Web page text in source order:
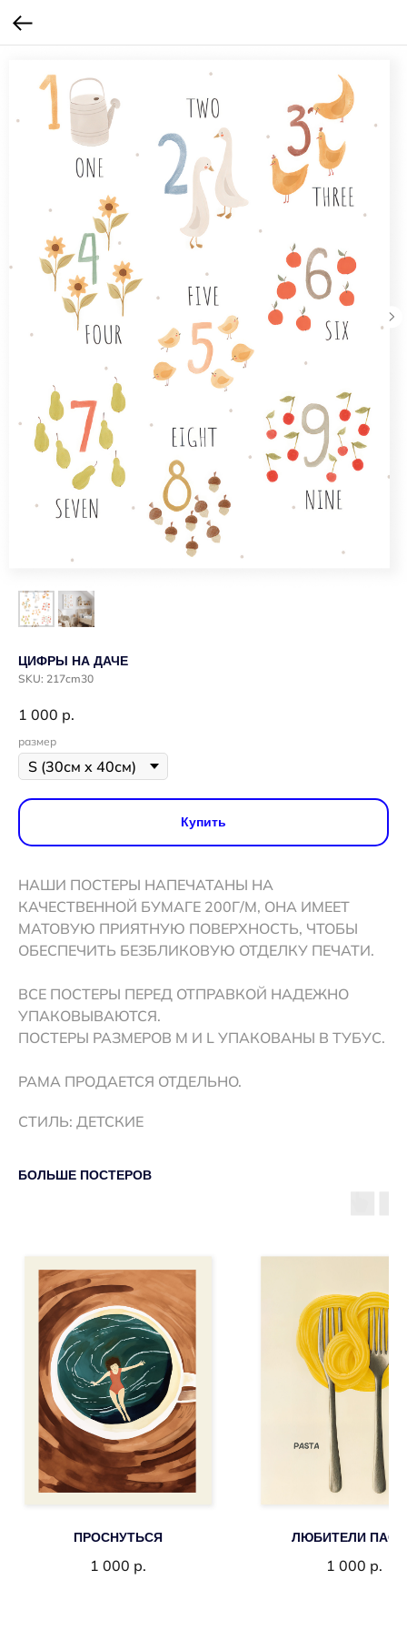
ЦИФРЫ НА ДАЧЕ
SKU: 217cm30
1 000 р.
размер
Купить
НАШИ ПОСТЕРЫ НАПЕЧАТАНЫ НА
КАЧЕСТВЕННОЙ БУМАГЕ 200Г/М, ОНА ИМЕЕТ
МАТОВУЮ ПРИЯТНУЮ ПОВЕРХНОСТЬ, ЧТОБЫ
ОБЕСПЕЧИТЬ БЕЗБЛИКОВУЮ ОТДЕЛКУ ПЕЧАТИ.
ВСЕ ПОСТЕРЫ ПЕРЕД ОТПРАВКОЙ НАДЕЖНО
УПАКОВЫВАЮТСЯ.
ПОСТЕРЫ РАЗМЕРОВ M И L УПАКОВАНЫ В ТУБУС.
РАМА ПРОДАЕТСЯ ОТДЕЛЬНО.
СТИЛЬ: ДЕТСКИЕ
БОЛЬШЕ ПОСТЕРОВ
ПРОСНУТЬСЯ
1 000 р.
ЛЮБИТЕЛИ
1 000 р.